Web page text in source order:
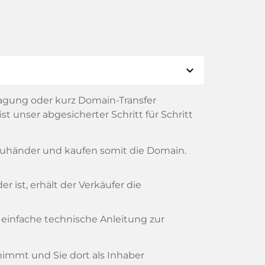
expand_more
oder kurz Domain-Transfer
unser abgesicherter Schritt für Schritt
und kaufen somit die Domain.
ist, erhält der Verkäufer die
technische Anleitung zur
und Sie dort als Inhaber